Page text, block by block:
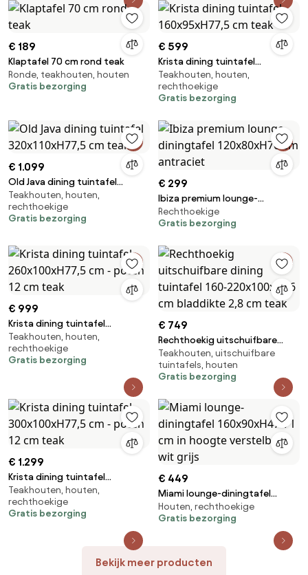
€ 189
Klaptafel 70 cm rond teak
Ronde, teakhouten, houten
Gratis bezorging
€ 599
Krista dining tuintafel
160x95xH77,5 cm teak
Teakhouten, houten,
rechthoekige
Gratis bezorging
€ 1.099
Old Java dining tuintafel
320x110xH77,5 cm teak
Teakhouten, houten,
rechthoekige
Gratis bezorging
€ 299
Ibiza premium lounge-
diningtafel 120x80xH70 cm
antraciet
Rechthoekige
Gratis bezorging
€ 999
Krista dining tuintafel
260x100xH77,5 cm - poten 12
cm teak
Teakhouten, houten,
rechthoekige
Gratis bezorging
€ 749
Rechthoekig uitschuifbare
dining tuintafel 160-
220x100xH76 cm bladdikte 2,8
cm teak
Teakhouten, uitschuifbare
tuintafels, houten
Gratis bezorging
€ 1.299
Krista dining tuintafel
300x100xH77,5 cm - poten 12
cm teak
Teakhouten, houten,
rechthoekige
Gratis bezorging
€ 449
Miami lounge-diningtafel
160x90xH47-71 cm in hoogte
verstelbaar wit grijs
Houten, rechthoekige
Gratis bezorging
Bekijk meer producten